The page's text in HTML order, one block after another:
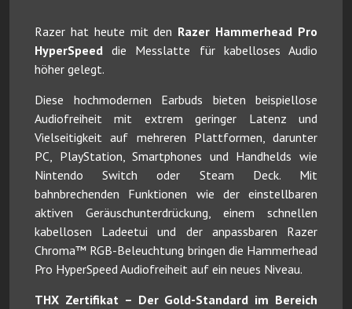
Razer hat heute mit den Razer Hammerhead Pro
HyperSpeed die Messlatte für kabelloses Audio
höher gelegt.
Diese hochmodernen Earbuds bieten beispiellose
Audiofreiheit mit extrem geringer Latenz und
Vielseitigkeit auf mehreren Plattformen, darunter
PC, PlayStation, Smartphones und Handhelds wie
Nintendo Switch oder Steam Deck. Mit
bahnbrechenden Funktionen wie der einstellbaren
aktiven Geräuschunterdrückung, einem schnellen
kabellosen Ladeetui und der anpassbaren Razer
Chroma™ RGB-Beleuchtung bringen die Hammerhead
Pro HyperSpeed Audiofreiheit auf ein neues Niveau.
THX Zertifikat – Der Gold-Standard im Bereich